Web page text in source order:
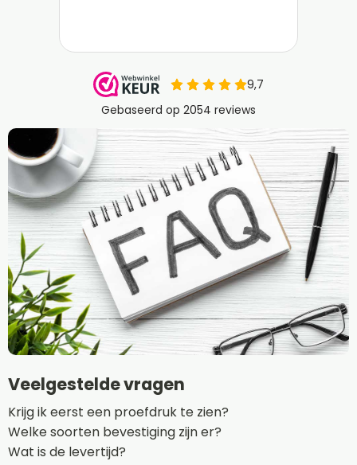
Veelgestelde vragen
Krijg ik eerst een proefdruk te zien?
Welke soorten bevestiging zijn er?
Wat is de levertijd?